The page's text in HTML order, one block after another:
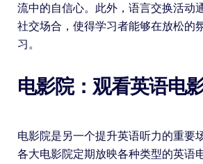
流中的自信心。此外，语言交换活动
社交场合，使得学习者能够在放松的
习。
电影院：观看英语电
电影院是另一个提升英语听力的重要
各大电影院定期放映各种类型的英语